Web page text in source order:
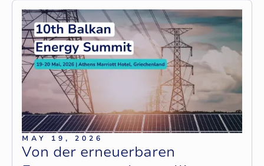
MAY 19, 2026
Von der erneuerbaren